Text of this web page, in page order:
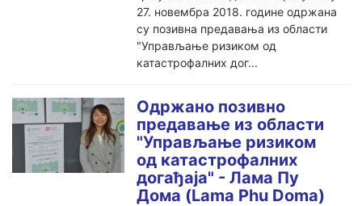
27. новембра 2018. године одржана
су позивна предавања из области
"Управљање ризиком од
катастрофалних дог...
Одржано позивно
предавање из области
"Управљање ризиком
од катастрофалних
догађаја" - Лама Пу
Дома (Lama Phu Doma)